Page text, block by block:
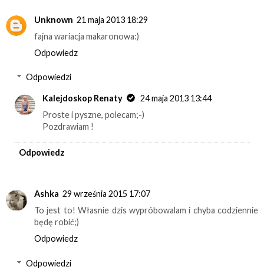
Unknown 21 maja 2013 18:29
fajna wariacja makaronowa:)
Odpowiedz
Odpowiedzi
Kalejdoskop Renaty
24 maja 2013 13:44
Proste i pyszne, polecam;-)
Pozdrawiam !
Odpowiedz
Ashka 29 września 2015 17:07
To jest to! Własnie dzis wypróbowalam i chyba codziennie
będę robić;)
Odpowiedz
Odpowiedzi